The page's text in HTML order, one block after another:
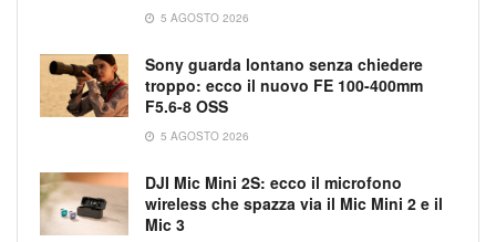
5 AGOSTO 2026
Sony guarda lontano senza chiedere
troppo: ecco il nuovo FE 100-400mm
F5.6-8 OSS
5 AGOSTO 2026
DJI Mic Mini 2S: ecco il microfono
wireless che spazza via il Mic Mini 2 e il
Mic 3